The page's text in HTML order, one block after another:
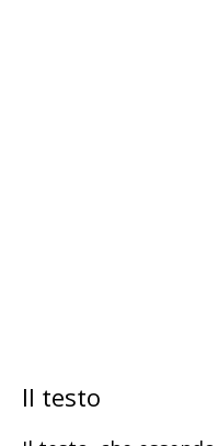
Il testo